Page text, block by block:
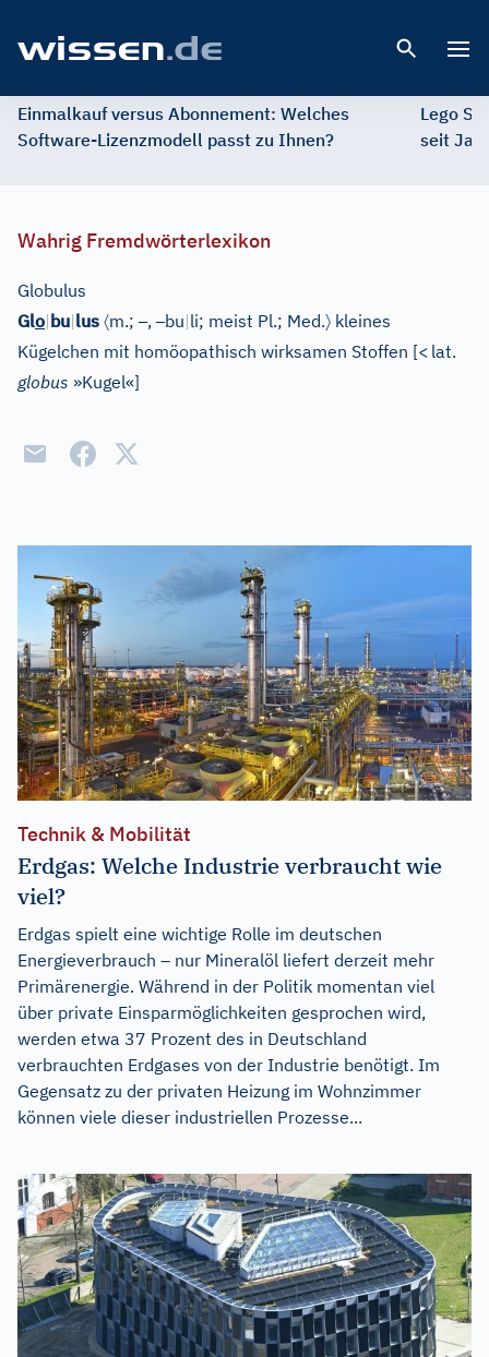
Einmalkauf versus Abonnement: Welches
Software-Lizenzmodell passt zu Ihnen?
Lego
seit
Wahrig Fremdwörterlexikon
Globulus
Glo|bu|lus 〈m.;–,–bu|li; meist Pl.; Med.〉 kleines
Kügelchen mit homöopathisch wirksamen Stoffen [< lat.
globus »Kugel«]
Technik & Mobilität
Erdgas: Welche Industrie verbraucht wie
viel?
Erdgas spielt eine wichtige Rolle im deutschen
Energieverbrauch – nur Mineralöl liefert derzeit mehr
Primärenergie. Während in der Politik momentan viel
über private Einsparmöglichkeiten gesprochen wird,
werden etwa 37 Prozent des in Deutschland
verbrauchten Erdgases von der Industrie benötigt. Im
Gegensatz zu der privaten Heizung im Wohnzimmer
können viele dieser industriellen Prozesse...